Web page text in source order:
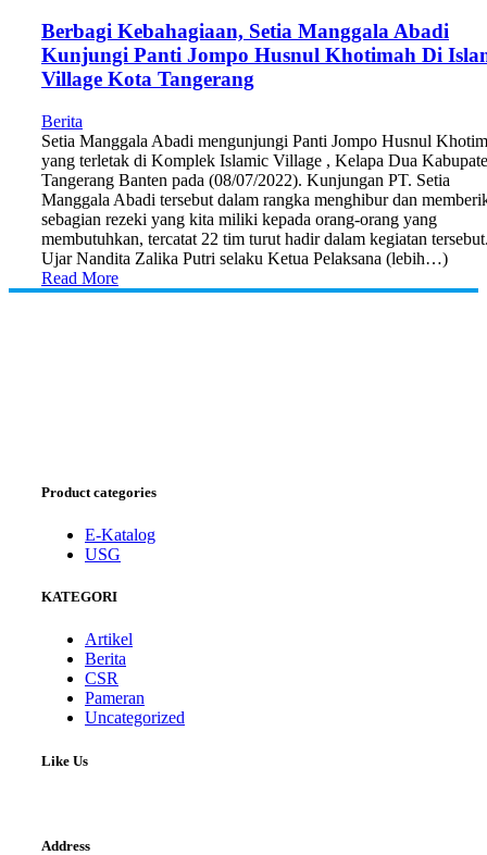
Berbagi Kebahagiaan, Setia Manggala Abadi
Kunjungi Panti Jompo Husnul Khotimah Di
Village Kota Tangerang
Berita
Setia Manggala Abadi mengunjungi Panti Jompo Husnul
yang terletak di Komplek Islamic Village , Kelapa Dua
Tangerang Banten pada (08/07/2022). Kunjungan PT. Setia
Manggala Abadi tersebut dalam rangka menghibur dan
sebagian rezeki yang kita miliki kepada orang-orang yang
membutuhkan, tercatat 22 tim turut hadir dalam kegiatan
Ujar Nandita Zalika Putri selaku Ketua Pelaksana (lebih…)
Read More
Product categories
E-Katalog
USG
KATEGORI
Artikel
Berita
CSR
Pameran
Uncategorized
Like Us
Address